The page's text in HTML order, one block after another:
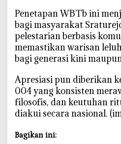
‎Penetapan WBTb ini
bagi masyarakat
pelestarian berbasis
memastikan warisan
bagi generasi kini
‎Apresiasi pun diberikan
004 yang konsisten
filosofis, dan keutuhan
diakui secara nasional.
Bagikan ini: